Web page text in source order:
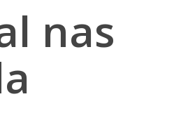
nas